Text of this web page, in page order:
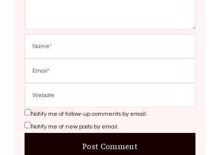
Notify me of follow-up comments by email.
Notify me of new posts by email.